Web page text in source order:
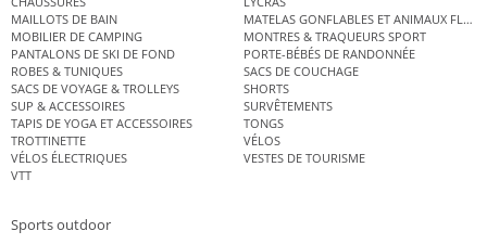
MAILLOTS DE BAIN
MATELAS GONFLABLES ET ANIMAUX
MOBILIER DE CAMPING
MONTRES & TRAQUEURS SPORT
PANTALONS DE SKI DE FOND
PORTE-BÉBÉS DE RANDONNÉE
ROBES & TUNIQUES
SACS DE COUCHAGE
SACS DE VOYAGE & TROLLEYS
SHORTS
SUP & ACCESSOIRES
SURVÊTEMENTS
TAPIS DE YOGA ET ACCESSOIRES
TONGS
TROTTINETTE
VÉLOS
VÉLOS ÉLECTRIQUES
VESTES DE TOURISME
VTT
Sports outdoor